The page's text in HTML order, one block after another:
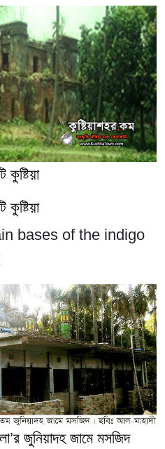
কুষ্টিয়া
কুষ্টিয়া
bases of the indigo
জুনিয়াদহ জামে মসজিদ